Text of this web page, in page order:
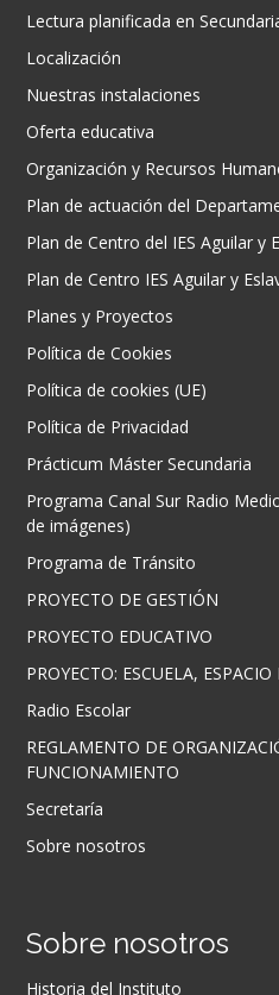
Lectura planificada en
Localización
Nuestras instalaciones
Oferta educativa
Organización y Recursos
Plan de actuación del
Plan de Centro del IES Aguilar y
Plan de Centro IES Aguilar y
Planes y Proyectos
Política de Cookies
Política de cookies (UE)
Política de Privacidad
Prácticum Máster Secundaria
Programa Canal Sur Radio
de imágenes)
Programa de Tránsito
PROYECTO DE GESTIÓN
PROYECTO EDUCATIVO
PROYECTO: ESCUELA,
Radio Escolar
REGLAMENTO DE
FUNCIONAMIENTO
Secretaría
Sobre nosotros
Sobre nosotros
Historia del Instituto